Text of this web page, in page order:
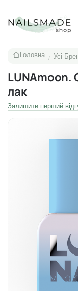
Головна / Усі
LUNAmoon.
лак
Залишити перший